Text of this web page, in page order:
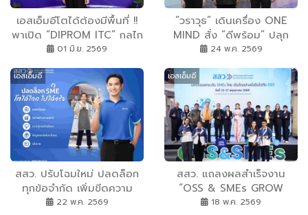
เอสเอ็มอีโตได้ต้องมีพื้นที่ !!
พาเปิด “DIPROM ITC” กลไก
ช่วย SMEs บ่มเพาะสินค้าดี
ถอดรหัส สุพรรณบุรีโมเดล
DC8 พื้นที่ช่วยเตรียมธุรกิจ -
ผลิตภัณฑ์ให้โตแบบ “ดี
พร้อม”
01 มิ.ย. 2569
“วราวุธ” เดินเครื่อง ONE
MIND สั่ง “ดีพร้อม” ปลุก
SMEs–ชุมชนไทย สู่เศรษฐกิจ
ดาวรุ่ง “ผ้าไทย–เกษตรไบโอ–
อาหารไทย” เชื่อมเทคโนโลยี
ทุน และตลาด ยกระดับ
ฐานรากเศรษฐกิจไทย
24 พ.ค. 2569
เอสเอ็มอี
สสว. ปรับโฉมใหม่ ปลดล็อก
ทุกข้อจำกัด เพิ่มขีดความ
สามารถผู้ประกอบการไทย
22 พ.ค. 2569
เอสเอ็มอี
สสว. แถลงผลสำเร็จงาน
“OSS & SMEs GROW
TOGETHER FAIR 2026”
18 พ.ค. 2569